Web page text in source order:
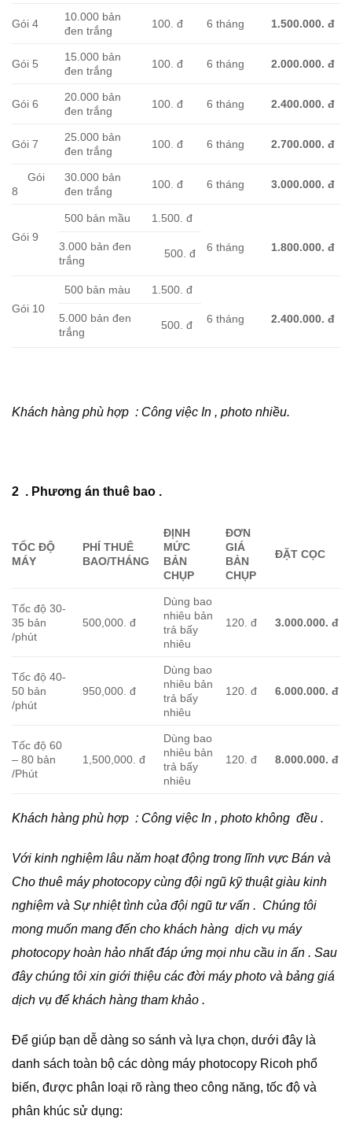
Gói 4
10.000 bản
đen trắng
100. đ 6 tháng 1.500.000.đ
Gói 5
15.000 bản
đen trắng
100. đ 6 tháng 2.000.000.đ
Gói 6
20.000 bản
đen trắng
100. đ 6 tháng 2.400.000.đ
Gói 7
25.000 bản
đen trắng
100. đ 6 tháng 2.700.000.đ
Gói
8
30.000 bản
đen trắng
100. đ 6 tháng 3.000.000.đ
Gói 9
500 bản mầu 1.500. đ
6 tháng 1.800.000.đ
3.000 bản đen
trắng
500. đ
Gói 10
500 bản màu 1.500. đ
6 tháng 2.400.000.đ
5.000 bản đen
trắng
500. đ
Khách hàng phù hợp : Công việc In , photo nhiều.
2 . Phương án thuê bao .
TỐC ĐỘ
MÁY
PHÍ THUÊ
BAO/THÁNG
ĐỊNH
MỨC
BẢN
CHỤP
ĐƠN
GIÁ
BẢN
CHỤP
ĐẶT CỌC
Tốc độ 30-
35 bản
/phút
500,000. đ
Dùng bao
nhiêu bản
trả bấy
nhiêu
120. đ 3.000.000. đ
Tốc độ 40-
50 bản
/phút
950,000. đ
Dùng bao
nhiêu bản
trả bấy
nhiêu
120. đ 6.000.000. đ
Tốc độ 60
– 80 bản
/Phút
1,500,000. đ
Dùng bao
nhiêu bản
trả bấy
nhiêu
120. đ 8.000.000. đ
Khách hàng phù hợp : Công việc In , photo không đều .
Với kinh nghiệm lâu năm hoạt động trong lĩnh vực Bán và
Cho thuê máy photocopy cùng đội ngũ kỹ thuật giàu kinh
nghiệm và Sự nhiệt tình của đội ngũ tư vấn . Chúng tôi
mong muốn mang đến cho khách hàng dịch vụ máy
photocopy hoàn hảo nhất đáp ứng mọi nhu cầu in ấn . Sau
đây chúng tôi xin giới thiệu các đời máy photo và bảng giá
dịch vụ để khách hàng tham khảo .
Để giúp bạn dễ dàng so sánh và lựa chọn, dưới đây là
danh sách toàn bộ các dòng máy photocopy Ricoh phổ
biến, được phân loại rõ ràng theo công năng, tốc độ và
phân khúc sử dụng: